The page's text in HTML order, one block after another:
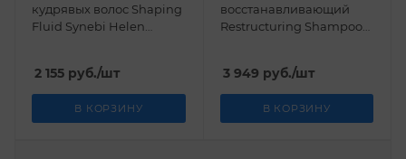
кудрявых волос Shaping
Fluid Synebi Helen
2 155 руб./шт
В КОРЗИНУ
восстанавливающий
Restructuring Shampoo
3 949 руб./шт
В КОРЗИНУ